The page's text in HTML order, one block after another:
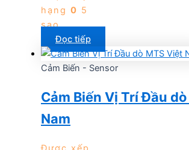
hạng 0 5
sao
Đọc tiếp
Cảm Biến - Sensor
Cảm Biến Vị Trí Đầu
Nam